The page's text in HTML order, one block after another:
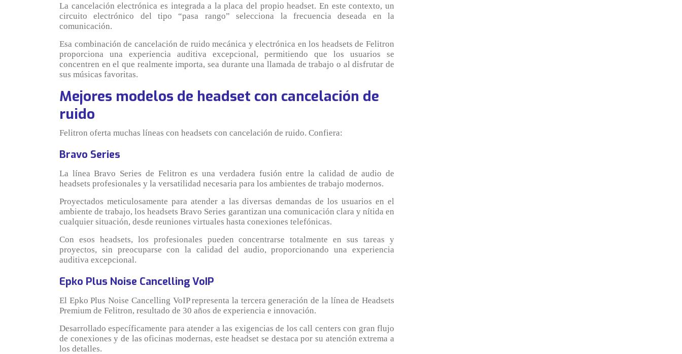
La cancelación electrónica es integrada a la placa del propio headset. En este contexto, un
circuito electrónico del tipo “pasa rango” selecciona la frecuencia deseada en la
comunicación.
Esa combinación de cancelación de ruido mecánica y electrónica en los headsets de Felitron
proporciona una experiencia auditiva excepcional, permitiendo que los usuarios se
concentren en el que realmente importa, sea durante una llamada de trabajo o al disfrutar de
sus músicas favoritas.
Mejores modelos de headset con cancelación de
ruido
Felitron oferta muchas líneas con headsets con cancelación de ruido. Confiera:
Bravo Series
La línea Bravo Series de Felitron es una verdadera fusión entre la calidad de audio de
headsets profesionales y la versatilidad necesaria para los ambientes de trabajo modernos.
Proyectados meticulosamente para atender a las diversas demandas de los usuarios en el
ambiente de trabajo, los headsets Bravo Series garantizan una comunicación clara y nítida en
cualquier situación, desde reuniones virtuales hasta conexiones telefónicas.
Con esos headsets, los profesionales pueden concentrarse totalmente en sus tareas y
proyectos, sin preocuparse con la calidad del audio, proporcionando una experiencia
auditiva excepcional.
Epko Plus Noise Cancelling VoIP
El Epko Plus Noise Cancelling VoIP representa la tercera generación de la línea de Headsets
Premium de Felitron, resultado de 30 años de experiencia e innovación.
Desarrollado específicamente para atender a las exigencias de los call centers con gran flujo
de conexiones y de las oficinas modernas, este headset se destaca por su atención extrema a
los detalles.